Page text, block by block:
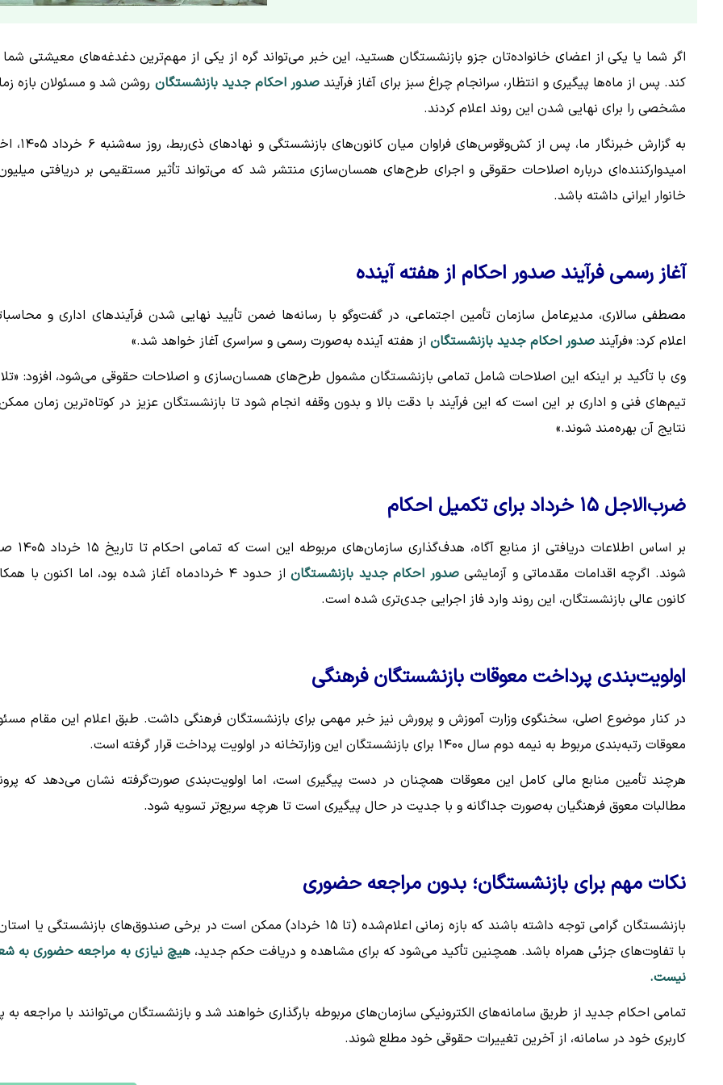
اگر شما یا یکی از اعضای خانواده‌تان جزو بازنشستگان هستید، این خبر می‌تواند گره از یکی از مهم‌ترین دغدغه‌های معیشتی شما
کند. پس از ماه‌ها پیگیری و انتظار، سرانجام چراغ سبز برای آغاز فرآیندصدور احکام جدید بازنشستگان روشن شد و مسئولان بازه
مشخصی را برای نهایی شدن این روند اعلام کردند.
به گزارش خبرنگار ما، پس از کش‌وقوس‌های فراوان میان کانون‌های
امیدوارکننده‌ای درباره اصلاحات حقوقی و اجرای طرح‌های همسان‌سازی منتشر شد که می‌تواند تأثیر مستقیمی بر دریافتی
خانوار ایرانی داشته باشد.
آغاز رسمی فرآیند صدور احکام از هفته آینده
مصطفی سالاری، مدیرعامل سازمان تأمین اجتماعی، در گفت‌وگو با رسانه‌ها ضمن تأیید نهایی شدن فرآیندهای اداری و
اعلام کرد: «فرآیند صدور احکام جدید بازنشستگان از هفته آینده به‌صورت رسمی و سراسری آغاز خواهد شد.»
وی با تأکید بر اینکه این اصلاحات شامل تمامی بازنشستگان مشمول طرح‌های همسان‌سازی و اصلاحات حقوقی می‌شود، افزود:
تیم‌های فنی و اداری بر این است که این فرآیند با دقت بالا و بدون وقفه انجام شود تا بازنشستگان عزیز در کوتاه‌ترین زمان
نتایج آن بهره‌مند شوند.»
ضرب‌الاجل ۱۵ خرداد برای تکمیل احکام
بر اساس اطلاعات دریافتی از منابع آگاه،
شوند. اگرچه اقدامات مقدماتی و آزمایشیصدور احکام جدید بازنشستگان
از حدود ۴ خردادماه آغاز شده بود، اما اکنون با
کانون عالی بازنشستگان، این روند وارد فاز اجرایی جدی‌تری شده است.
اولویت‌بندی پرداخت معوقات بازنشستگان فرهنگی
در کنار موضوع اصلی، سخنگوی وزارت آموزش و پرورش نیز خبر مهمی برای بازنشستگان فرهنگی داشت. طبق اعلام این مقام
معوقات رتبه‌بندی مربوط به نیمه دوم سال ۱۴۰۰ برای بازنشستگان این وزارتخانه در اولویت پرداخت قرار گرفته است.
هرچند تأمین منابع مالی کامل این معوقات همچنان در دست پیگیری است، اما اولویت‌بندی صورت‌گرفته نشان می‌دهد که
مطالبات معوق فرهنگیان به‌صورت جداگانه و با جدیت در حال پیگیری است تا هرچه سریع‌تر تسویه شود.
نکات مهم برای بازنشستگان؛ بدون مراجعه حضوری
بازنشستگان گرامی توجه داشته باشند که بازه زمانی اعلام‌شده (تا ۱۵ خرداد) ممکن است در برخی صندوق‌های بازنشستگی یا
با تفاوت‌های جزئی همراه باشد. همچنین تأکید می‌شود که برای مشاهده و دریافت حکم جدید،هیچ نیازی به مراجعه حضوری به
نیست.
تمامی احکام جدید از طریق سامانه‌های الکترونیکی سازمان‌های مربوطه بارگذاری خواهند شد و بازنشستگان می‌توانند با مراجعه به
کاربری خود در سامانه، از آخرین تغییرات حقوقی خود مطلع شوند.